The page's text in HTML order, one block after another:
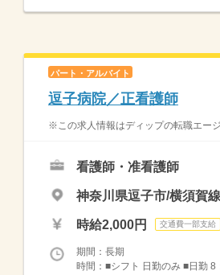
パート・アルバイト
逗子病院／正看護師
※この求人情報はディップの転職エー
看護師・准看護師
神奈川県逗子市/横須賀
時給2,000円 交通費一部支給
期間：長期
時間：■シフト 日勤のみ ■日勤 8